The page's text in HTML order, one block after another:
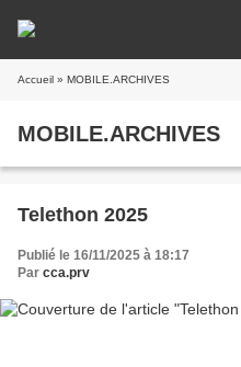
Accueil » MOBILE.ARCHIVES
MOBILE.ARCHIVES
Telethon 2025
Publié le 16/11/2025 à 18:17
Par cca.prv